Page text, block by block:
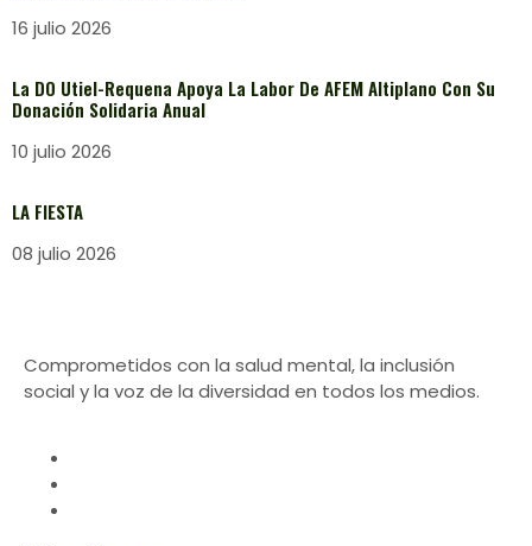
16 julio 2026
La DO Utiel-Requena Apoya La Labor De AFEM Altiplano Con Su
Donación Solidaria Anual
10 julio 2026
LA FIESTA
08 julio 2026
Comprometidos con la salud mental, la inclusión
social y la voz de la diversidad en todos los medios.